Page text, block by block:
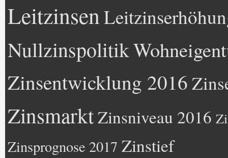
Leitzinsen
Nullzinspolitik
Zinsentwicklung 2016
ZinsmarktZinsniveau 2016
Zinsprognose 2017 Zinstief